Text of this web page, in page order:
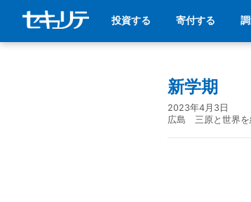
投資する 寄付する
新学期
2023年4月3日
広島 三原と世界を